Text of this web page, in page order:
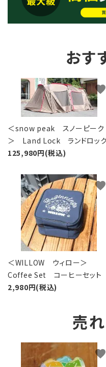
おす
＜snow peak スノーピーク
＞ Land Lock ランドロック
125,980円(税込)
favorite
＜WILLOW ウィロー＞
Coffee Set コーヒーセット
2,980円(税込)
favorite
売
favorite